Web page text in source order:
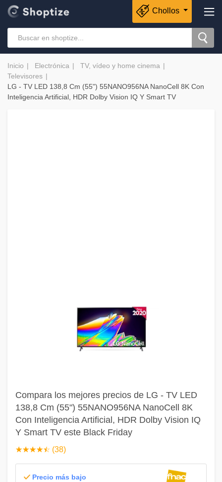
Chollos
Inicio Electrónica
TV, vídeo y home cinema
Televisores
LG - TV LED 138,8 Cm (55") 55NANO956NA NanoCell 8K Con
Inteligencia Artificial, HDR Dolby Vision IQ Y Smart TV
Compara los mejores precios de LG - TV LED
138,8 Cm (55") 55NANO956NA NanoCell 8K
Con Inteligencia Artificial, HDR Dolby Vision IQ
Y Smart TV este Black Friday
☆☆☆☆☆
★★★★★ (38)
Precio más bajo